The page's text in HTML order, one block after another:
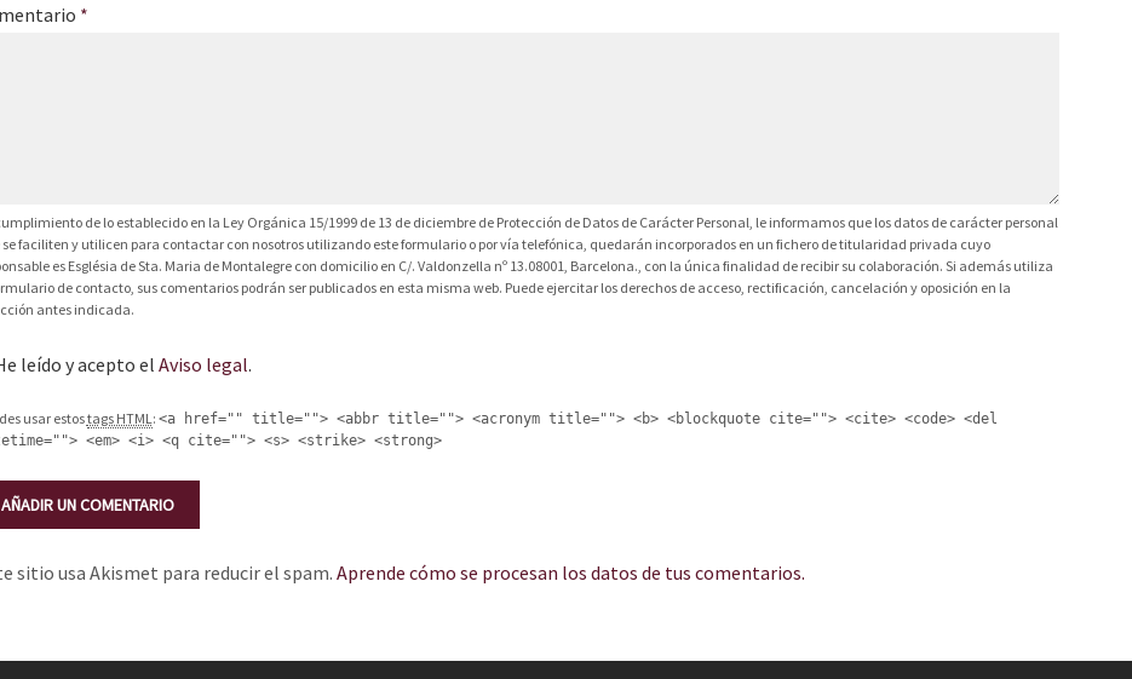
*
de lo establecido en la Ley Orgánica 15/1999 de 13 de diciembre de Protección de Datos de Carácter Personal, le informamos que los datos de carácter personal
se faciliten y utilicen para contactar con nosotros utilizando este formulario o por vía telefónica, quedarán incorporados en un fichero de titularidad privada cuyo
es Església de Sta. Maria de Montalegre con domicilio en C/. Valdonzella nº 13.08001, Barcelona., con la única finalidad de recibir su colaboración. Si además utiliza
de contacto, sus comentarios podrán ser publicados en esta misma web. Puede ejercitar los derechos de acceso, rectificación, cancelación y oposición en la
antes indicada.
leído y acepto el Aviso legal.
usar estostags HTML: <a href="" title=""> <abbr title=""> <acronym title=""> <b> <blockquote cite=""> <cite> <code> <del
<em> <i> <q cite=""> <s> <strike> <strong>
sitio usa Akismet para reducir el spam. Aprende cómo se procesan los datos de tus comentarios.